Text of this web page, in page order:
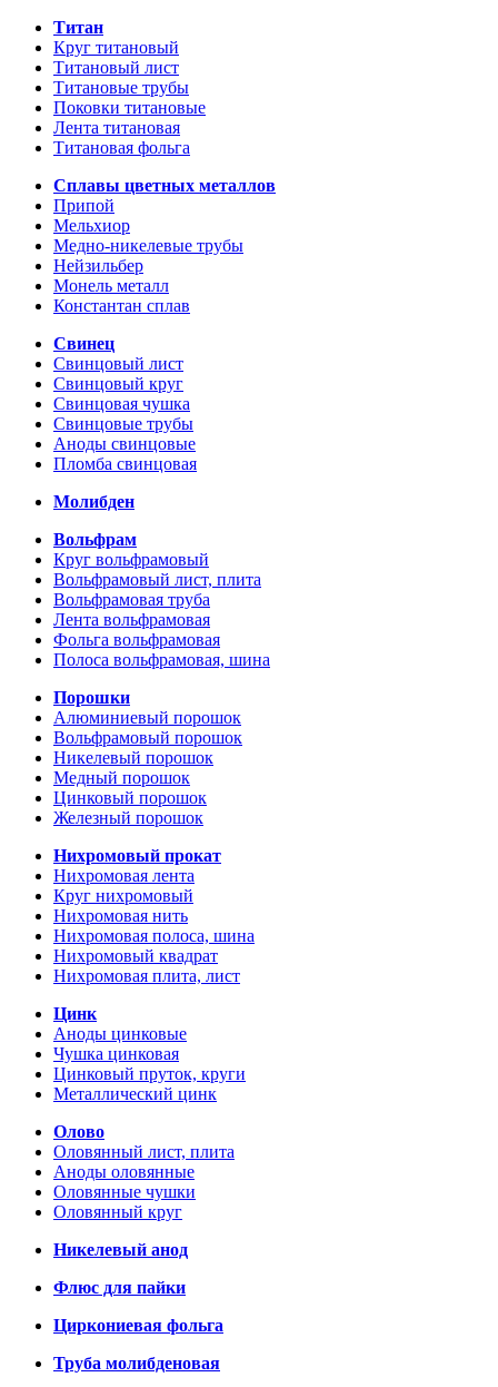
Титан
Круг титановый
Титановый лист
Титановые трубы
Поковки титановые
Лента титановая
Титановая фольга
Сплавы цветных металлов
Припой
Мельхиор
Медно-никелевые трубы
Нейзильбер
Монель металл
Константан сплав
Свинец
Свинцовый лист
Свинцовый круг
Свинцовая чушка
Свинцовые трубы
Аноды свинцовые
Пломба свинцовая
Молибден
Вольфрам
Круг вольфрамовый
Вольфрамовый лист, плита
Вольфрамовая труба
Лента вольфрамовая
Фольга вольфрамовая
Полоса вольфрамовая, шина
Порошки
Алюминиевый порошок
Вольфрамовый порошок
Никелевый порошок
Медный порошок
Цинковый порошок
Железный порошок
Нихромовый прокат
Нихромовая лента
Круг нихромовый
Нихромовая нить
Нихромовая полоса, шина
Нихромовый квадрат
Нихромовая плита, лист
Цинк
Аноды цинковые
Чушка цинковая
Цинковый пруток, круги
Металлический цинк
Олово
Оловянный лист, плита
Аноды оловянные
Оловянные чушки
Оловянный круг
Никелевый анод
Флюс для пайки
Циркониевая фольга
Труба молибденовая